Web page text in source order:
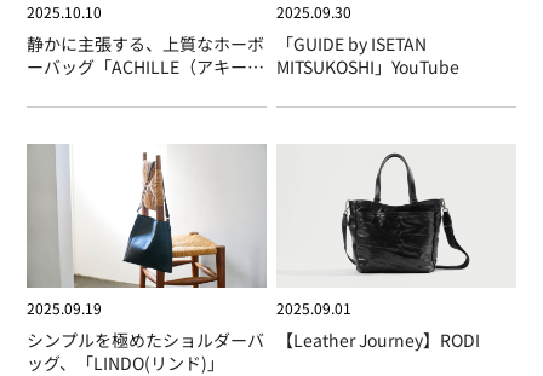
2025.10.10
静かに主張する、上質なホーボ
ーバッグ「ACHILLE（アキー
2025.09.30
「GUIDE by ISETAN
MITSUKOSHI」YouTube
2025.09.19
シンプルを極めたショルダーバ
ッグ、「LINDO(リンド)」
2025.09.01
【Leather Journey】RODI